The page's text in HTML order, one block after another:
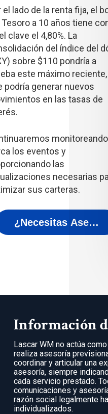
el lado de la renta fija, el
a 10 años tiene
clave el 4,80%. La
del índice del
sobre $110 pondría a
este máximo
podría generar nuevos
en las tasas de
los eventos y
las
necesarias
sus carteras.
¿Necesitas
Información
Lascar WM no actúa
realiza asesoría
coordinar y articular una
asesoría, siempre
cada servicio prestado.
comunicaciones y
razón social legalmente
individualizados.